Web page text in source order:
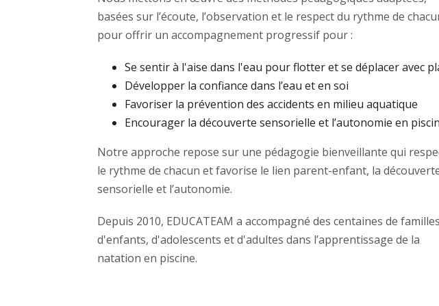
basées sur l’écoute, l’observation et le respect du rythme de
pour offrir un accompagnement progressif pour :
Se sentir à l'aise dans l'eau pour flotter et se déplacer avec
Développer la confiance dans l’eau et en soi
Favoriser la prévention des accidents en milieu aquatique
Encourager la découverte sensorielle et l’autonomie en
Notre approche repose sur une pédagogie bienveillante qui
le rythme de chacun et favorise le lien parent-enfant, la
sensorielle et l’autonomie.
Depuis 2010, EDUCATEAM a accompagné des centaines de
d'enfants, d'adolescents et d'adultes dans l’apprentissage de la
natation en piscine.